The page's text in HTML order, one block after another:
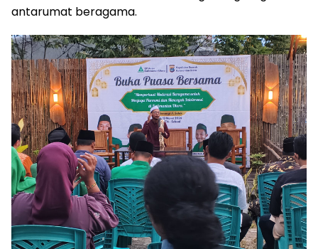
antarumat beragama.